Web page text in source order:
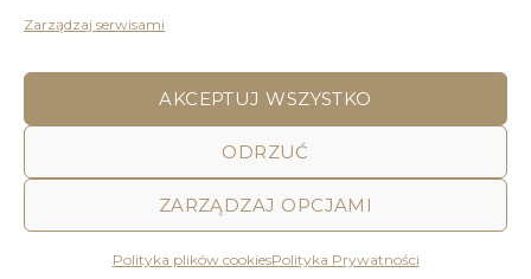
Zarządzaj serwisami
AKCEPTUJ WSZYSTKO
ODRZUĆ
ZARZĄDZAJ OPCJAMI
Polityka plików cookiesPolityka Prywatności
POLITYKA PRYWATNOŚCI
REGULAMIN SKLEPU ON-LINE
DECOR AND YOU
Decor & You | Home Decorations | Home Accessories |
Shark Media